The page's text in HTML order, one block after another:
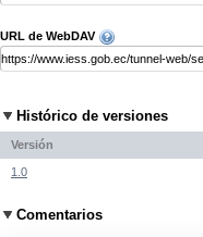
URL de WebDAV
Histórico de versiones
Versión
1.0
Comentarios